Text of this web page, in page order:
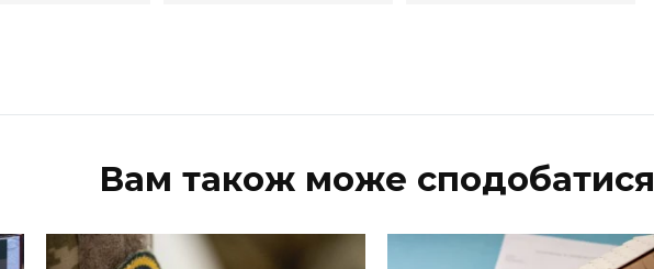
Вам також може сподобатися